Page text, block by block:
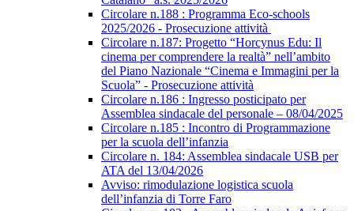
Circolare n.188 : Programma Eco-schools
2025/2026 - Prosecuzione attività
Circolare n.187: Progetto “Horcynus Edu: Il
cinema per comprendere la realtà” nell’ambito
del Piano Nazionale “Cinema e Immagini per la
Scuola” - Prosecuzione attività
Circolare n.186 : Ingresso posticipato per
Assemblea sindacale del personale – 08/04/2025
Circolare n.185 : Incontro di Programmazione
per la scuola dell’infanzia
Circolare n. 184: Assemblea sindacale USB per
ATA del 13/04/2026
Avviso: rimodulazione logistica scuola
dell’infanzia di Torre Faro